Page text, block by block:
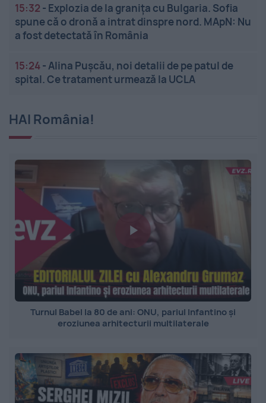
15:32 - Explozia de la granița cu Bulgaria. Sofia
spune că o dronă a intrat dinspre nord. MApN: Nu
a fost detectată în România
15:24-Alina Pușcău, noi detalii de pe patul de
spital. Ce tratament urmează la UCLA
HAI România!
Turnul Babel la 80 de ani: ONU, pariul Infantino și
eroziunea arhitecturii multilaterale